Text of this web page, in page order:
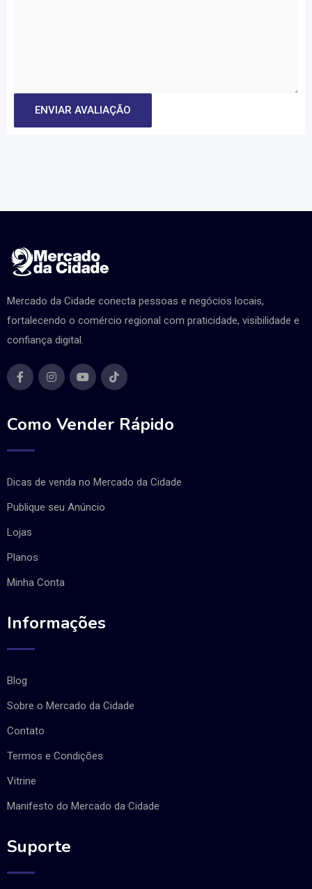
Mercado da Cidade conecta pessoas e negócios locais,
fortalecendo o comércio regional com praticidade, visibilidade e
confiança digital.
Como Vender Rápido
Dicas de venda no Mercado da Cidade
Publique seu Anúncio
Lojas
Planos
Minha Conta
Informações
Blog
Sobre o Mercado da Cidade
Contato
Termos e Condições
Vitrine
Manifesto do Mercado da Cidade
Suporte